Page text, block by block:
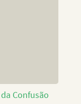
Confusão